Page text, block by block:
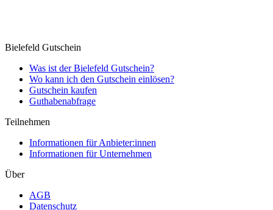
Bielefeld Gutschein
Was ist der Bielefeld Gutschein?
Wo kann ich den Gutschein einlösen?
Gutschein kaufen
Guthabenabfrage
Teilnehmen
Informationen für Anbieter:innen
Informationen für Unternehmen
Über
AGB
Datenschutz